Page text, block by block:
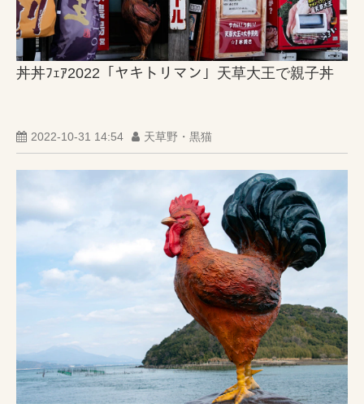
丼丼ﾌｪｱ2022「ヤキトリマン」天草大王で親子丼
2022-10-31 14:54 天草野・黒猫